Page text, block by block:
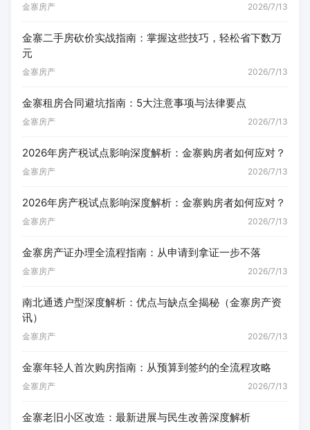
金寨房产 2026/7/13
金寨二手房砍价实战指南：掌握这些技巧，轻松省下数万
元
金寨房产 2026/7/13
金寨租房合同避坑指南：5大注意事项与法律要点
金寨房产 2026/7/13
2026年房产税试点影响深度解析：金寨购房者如何应对？
金寨房产 2026/7/13
2026年房产税试点影响深度解析：金寨购房者如何应对？
金寨房产 2026/7/13
金寨房产证办理全流程指南：从申请到拿证一步不落
金寨房产 2026/7/13
南北通透户型深度解析：优点与缺点全揭秘（金寨房产资
讯）
金寨房产 2026/7/13
金寨年轻人首次购房指南：从预算到签约的全流程攻略
金寨房产 2026/7/13
金寨老旧小区改造：最新进展与民生改善深度解析